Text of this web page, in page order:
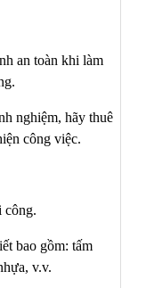
an toàn khi làm
nghiệm, hãy thuê
công việc.
công.
bao gồm: tấm
v.v.